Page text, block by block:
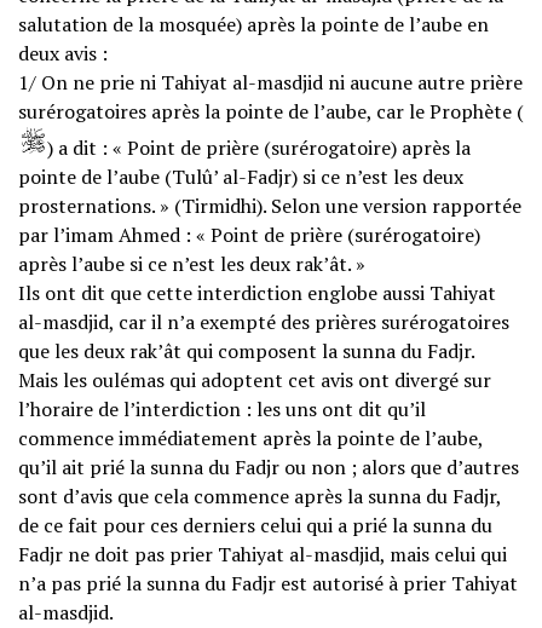
salutation de la mosquée) après la pointe de l’aube en
deux avis :
1/ On ne prie ni Tahiyat al-masdjid ni aucune autre prière
surérogatoires après la pointe de l’aube, car le Prophète (
) a dit : « Point de prière (surérogatoire) après la
pointe de l’aube (Tulû’ al-Fadjr) si ce n’est les deux
prosternations. » (Tirmidhi). Selon une version rapportée
par l’imam Ahmed : « Point de prière (surérogatoire)
après l’aube si ce n’est les deux rak’ât. »
Ils ont dit que cette interdiction englobe aussi Tahiyat
al-masdjid, car il n’a exempté des prières surérogatoires
que les deux rak’ât qui composent la sunna du Fadjr.
Mais les oulémas qui adoptent cet avis ont divergé sur
l’horaire de l’interdiction : les uns ont dit qu’il
commence immédiatement après la pointe de l’aube,
qu’il ait prié la sunna du Fadjr ou non ; alors que d’autres
sont d’avis que cela commence après la sunna du Fadjr,
de ce fait pour ces derniers celui qui a prié la sunna du
Fadjr ne doit pas prier Tahiyat al-masdjid, mais celui qui
n’a pas prié la sunna du Fadjr est autorisé à prier Tahiyat
al-masdjid.